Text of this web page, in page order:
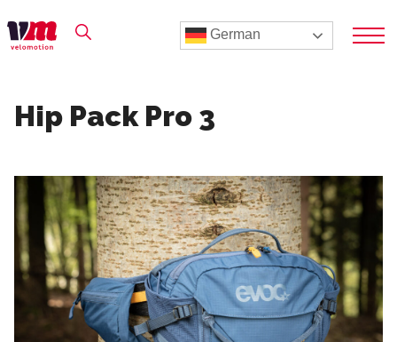
German
Hip Pack Pro 3